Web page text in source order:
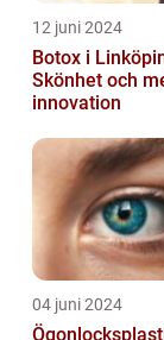
12 juni 2024
Botox i
Skönhet och
innovation
04 juni 2024